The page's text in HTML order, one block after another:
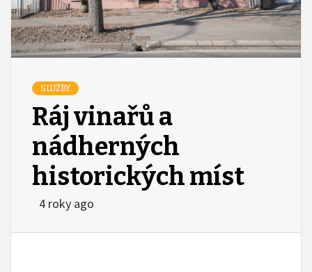
SLUŽBY
Ráj vinařů a
nádherných
historických míst
4 roky ago